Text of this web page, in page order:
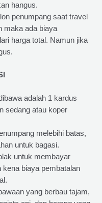
hangus.
penumpang saat travel
maka ada biaya
harga total. Namun jika
adalah 1 kardus
sedang atau koper
melebihi batas,
untuk bagasi.
untuk membayar
kena biaya pembatalan
yang berbau tajam,